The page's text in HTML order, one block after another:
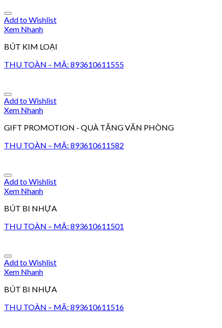
Add to Wishlist
Xem Nhanh
BÚT KIM LOẠI
THU TOÀN – MÃ: 893610611555
Add to Wishlist
Xem Nhanh
GIFT PROMOTION - QUÀ TẶNG VĂN PHÒNG
THU TOÀN – MÃ: 893610611582
Add to Wishlist
Xem Nhanh
BÚT BI NHỰA
THU TOÀN – MÃ: 893610611501
Add to Wishlist
Xem Nhanh
BÚT BI NHỰA
THU TOÀN – MÃ: 893610611516